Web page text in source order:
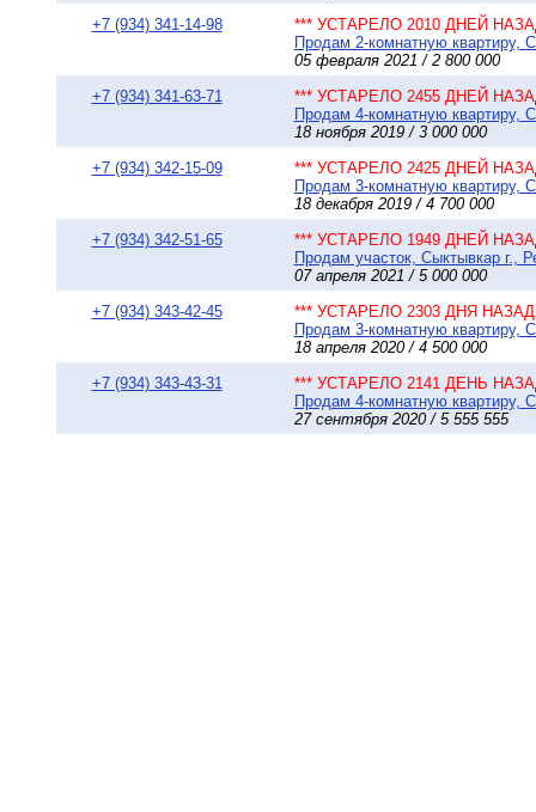
+7 (934) 341-14-98
*** УСТАРЕЛО 2010 ДНЕЙ
Продам 2-комнатную квартиру,
05 февраля 2021 / 2 800 000
+7 (934) 341-63-71
*** УСТАРЕЛО 2455 ДНЕЙ
Продам 4-комнатную квартиру,
18 ноября 2019 / 3 000 000
+7 (934) 342-15-09
*** УСТАРЕЛО 2425 ДНЕЙ
Продам 3-комнатную квартиру,
18 декабря 2019 / 4 700 000
+7 (934) 342-51-65
*** УСТАРЕЛО 1949 ДНЕЙ
Продам участок, Сыктывкар г.,
07 апреля 2021 / 5 000 000
+7 (934) 343-42-45
*** УСТАРЕЛО 2303 ДНЯ НАЗАД
Продам 3-комнатную квартиру,
18 апреля 2020 / 4 500 000
+7 (934) 343-43-31
*** УСТАРЕЛО 2141 ДЕНЬ
Продам 4-комнатную квартиру,
27 сентября 2020 / 5 555 555